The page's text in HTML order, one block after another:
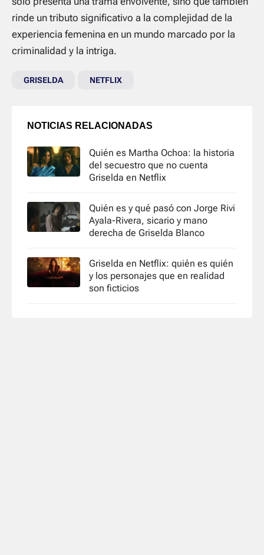
rinde un tributo significativo a la complejidad de la
experiencia femenina en un mundo marcado por la
criminalidad y la intriga.
GRISELDA NETFLIX
NOTICIAS RELACIONADAS
Quién es Martha Ochoa: la historia
del secuestro que no cuenta
Griselda en Netflix
Quién es y qué pasó con Jorge Rivi
Ayala-Rivera, sicario y mano
derecha de Griselda Blanco
Griselda en Netflix: quién es quién
y los personajes que en realidad
son ficticios